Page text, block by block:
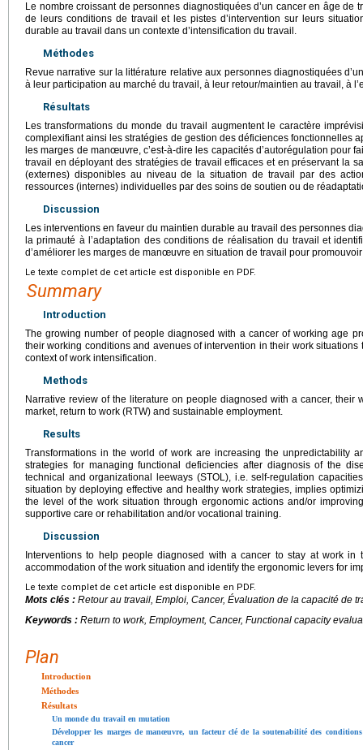
Le nombre croissant de personnes diagnostiquées d’un cancer en âge de
de leurs conditions de travail et les pistes d’intervention sur leurs
durable au travail dans un contexte d’intensification du travail.
Méthodes
Revue narrative sur la littérature relative aux personnes diagnostiquées
à leur participation au marché du travail, à leur retour/maintien au travail, à
Résultats
Les transformations du monde du travail augmentent le caractère
complexifiant ainsi les stratégies de gestion des déficiences fonctionnelles
les marges de manœuvre, c’est-à-dire les capacités d’autorégulation pour
travail en déployant des stratégies de travail efficaces et en préservant la
(externes) disponibles au niveau de la situation de travail par des
ressources (internes) individuelles par des soins de soutien ou de
Discussion
Les interventions en faveur du maintien durable au travail des personnes
la primauté à l’adaptation des conditions de réalisation du travail et
d’améliorer les marges de manœuvre en situation de travail pour
Le texte complet de cet article est disponible en PDF.
Summary
Introduction
The growing number of people diagnosed with a cancer of working age
their working conditions and avenues of intervention in their work
context of work intensification.
Methods
Narrative review of the literature on people diagnosed with a cancer, their
market, return to work (RTW) and sustainable employment.
Results
Transformations in the world of work are increasing the unpredictability
strategies for managing functional deficiencies after diagnosis of the
technical and organizational leeways (STOL), i.e. self-regulation
situation by deploying effective and healthy work strategies, implies
the level of the work situation through ergonomic actions and/or
supportive care or rehabilitation and/or vocational training.
Discussion
Interventions to help people diagnosed with a cancer to stay at work
accommodation of the work situation and identify the ergonomic levers for
Le texte complet de cet article est disponible en PDF.
Mots clés : Retour au travail, Emploi, Cancer, Évaluation de la capacité de
Keywords : Return to work, Employment, Cancer, Functional capacity
Plan
Introduction
Méthodes
Résultats
Un monde du travail en mutation
Développer les marges de manœuvre, un facteur clé de la soutenabilité des
cancer